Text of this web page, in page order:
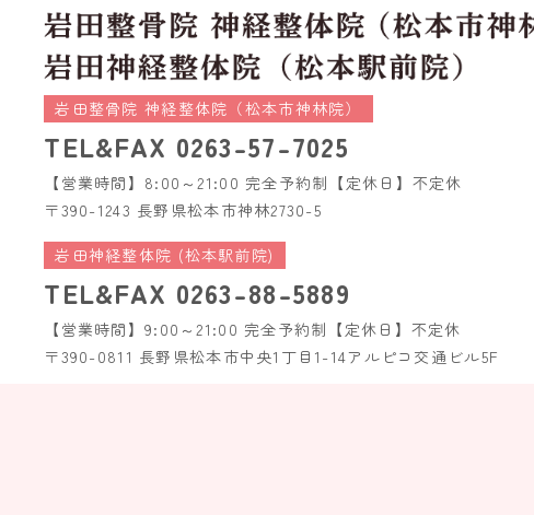
岩田整骨院 神経整体院（松本市神林院）
TEL&FAX 0263-57-7025
【営業時間】8:00～21:00 完全予約制 【定休日】不定休
〒390-1243 長野県松本市神林2730-5
岩田神経整体院 (松本駅前院)
TEL&FAX 0263-88-5889
【営業時間】9:00～21:00 完全予約制 【定休日】不定休
〒390-0811 長野県松本市中央1丁目1-14アルピコ交通ビル5F